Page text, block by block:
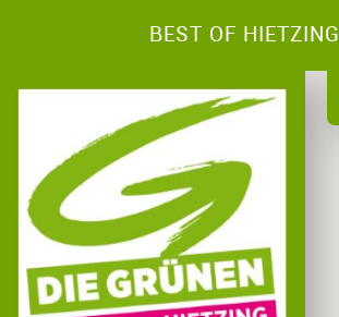
BEST OF HIETZING